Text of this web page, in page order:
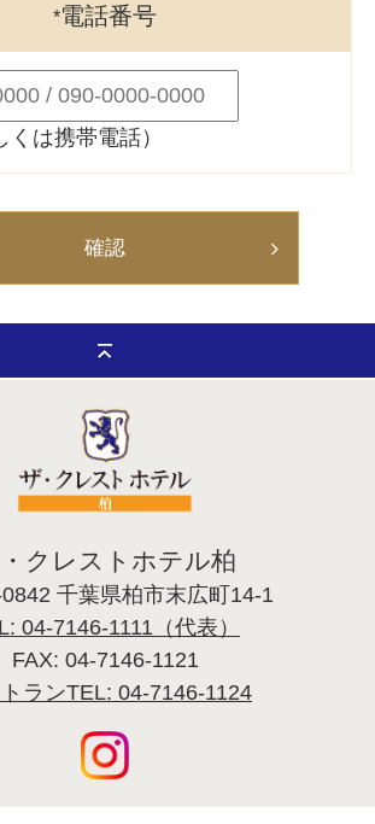
*電話番号
くは携帯電話）
確認
クレストホテル柏
千葉県柏市末広町14-1
04-7146-1111（代表）
FAX: 04-7146-1121
ランTEL: 04-7146-1124